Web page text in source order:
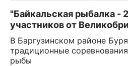
"Байкальская рыбалка -
участников от
В Баргузинском районе
традиционные
рыбы